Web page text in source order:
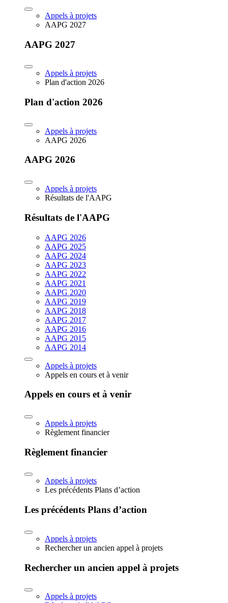
Appels à projets
AAPG 2027
AAPG 2027
Appels à projets
Plan d'action 2026
Plan d'action 2026
Appels à projets
AAPG 2026
AAPG 2026
Appels à projets
Résultats de l'AAPG
Résultats de l'AAPG
AAPG 2026
AAPG 2025
AAPG 2024
AAPG 2023
AAPG 2022
AAPG 2021
AAPG 2020
AAPG 2019
AAPG 2018
AAPG 2017
AAPG 2016
AAPG 2015
AAPG 2014
Appels à projets
Appels en cours et à venir
Appels en cours et à venir
Appels à projets
Règlement financier
Règlement financier
Appels à projets
Les précédents Plans d’action
Les précédents Plans d’action
Appels à projets
Rechercher un ancien appel à projets
Rechercher un ancien appel à projets
Appels à projets